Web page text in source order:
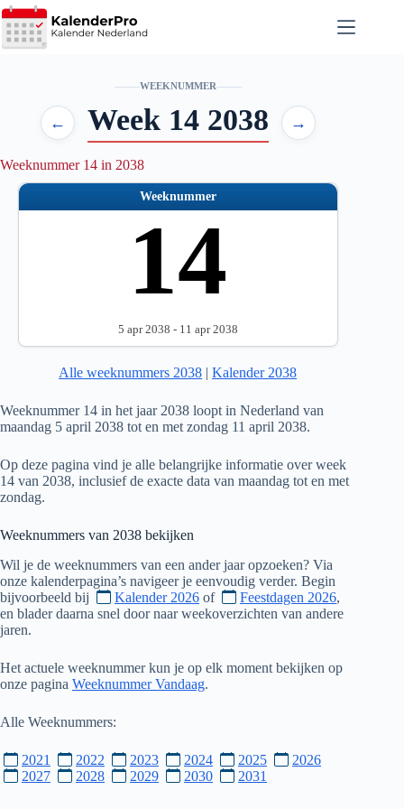
Ga
naar
de
WEEKNUMMER
← Week 14 2038 →
Weeknummer 14 in 2038
Weeknummer
14
5 apr 2038 - 11 apr 2038
Alle weeknummers 2038 |Kalender 2038
Weeknummer 14 in het jaar 2038 loopt in Nederland van
maandag 5 april 2038 tot en met zondag 11 april 2038.
Op deze pagina vind je alle belangrijke informatie over week
14 van 2038, inclusief de exacte data van maandag tot en met
zondag.
Weeknummers van 2038 bekijken
Wil je de weeknummers van een ander jaar opzoeken? Via
onze kalenderpagina’s navigeer je eenvoudig verder. Begin
bijvoorbeeld bij
Kalender 2026 of Feestdagen 2026,
en blader daarna snel door naar weekoverzichten van andere
jaren.
Het actuele weeknummer kun je op elk moment bekijken op
onze pagina Weeknummer Vandaag.
Alle Weeknummers:
2021 2022 2023 2024 2025
2026
2027
2028 2029 2030 2031